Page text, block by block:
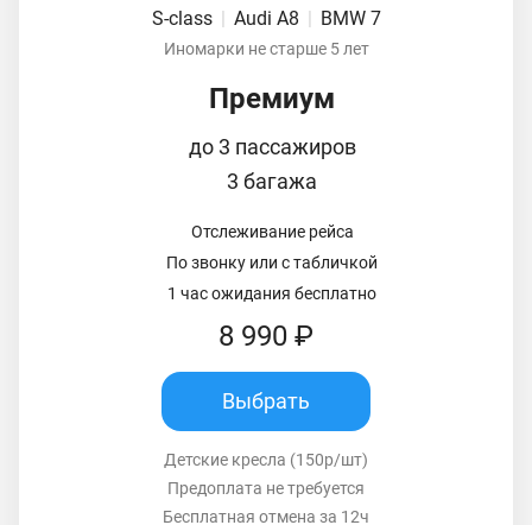
S-class | Audi A8 | BMW 7
Иномарки не старше 5 лет
Премиум
до 3 пассажиров
3 багажа
Отслеживание рейса
По звонку или с табличкой
1 час ожидания бесплатно
8 990 ₽
Выбрать
Детские кресла (150р/шт)
Предоплата не требуется
Бесплатная отмена за 12ч